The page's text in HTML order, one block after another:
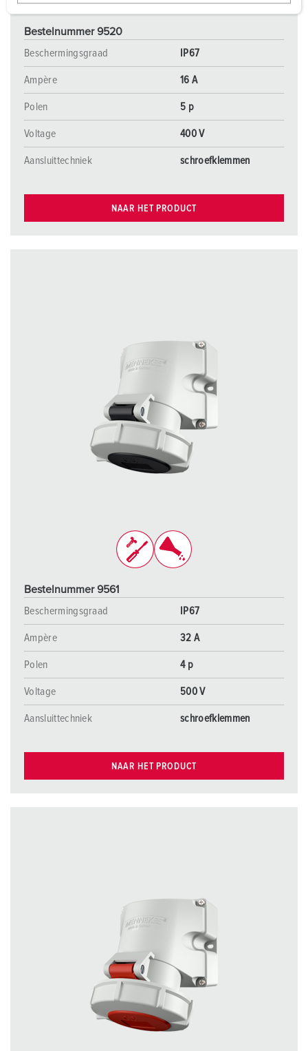
Bestelnummer 9520
Beschermingsgraad
IP67
Ampère 16 A
Polen 5 p
Voltage 400 V
Aansluittechniek schroefklemmen
NAAR HET PRODUCT
Bestelnummer 9561
Beschermingsgraad
IP67
Ampère 32 A
Polen 4 p
Voltage 500 V
Aansluittechniek schroefklemmen
NAAR HET PRODUCT